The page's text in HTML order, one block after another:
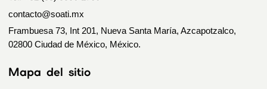
contacto@soati.mx
Frambuesa 73, Int 201, Nueva Santa María, Azcapotzalco,
02800 Ciudad de México, México.
Mapa del sitio